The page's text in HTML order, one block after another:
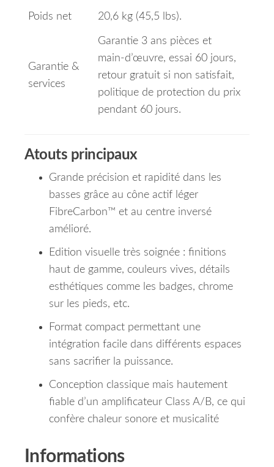
Poids net 20,6 kg (45,5 lbs).
Garantie &
services
Garantie 3 ans pièces et
main‑d’œuvre, essai 60 jours,
retour gratuit si non satisfait,
politique de protection du prix
pendant 60 jours.
Atouts principaux
Grande précision et rapidité dans les
basses grâce au cône actif léger
FibreCarbon™ et au centre inversé
amélioré.
Edition visuelle très soignée : finitions
haut de gamme, couleurs vives, détails
esthétiques comme les badges, chrome
sur les pieds, etc.
Format compact permettant une
intégration facile dans différents espaces
sans sacrifier la puissance.
Conception classique mais hautement
fiable d’un amplificateur Class A/B, ce qui
confère chaleur sonore et musicalité
Informations